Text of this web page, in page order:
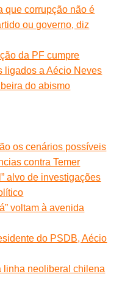
que corrupção não é
ou governo, diz
da PF cumpre
ligados a Aécio Neves
do abismo
os cenários possíveis
contra Temer
alvo de investigações
voltam à avenida
do PSDB, Aécio
linha neoliberal chilena